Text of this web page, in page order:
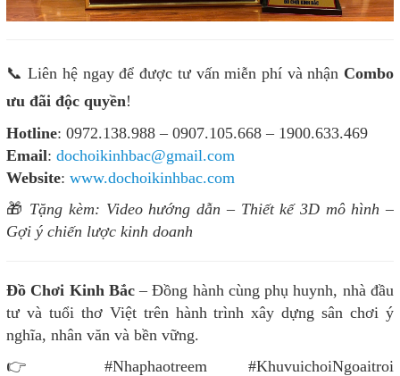
📞 Liên hệ ngay để được tư vấn miễn phí và nhận Combo
ưu đãi độc quyền!
Hotline: 0972.138.988 – 0907.105.668 – 1900.633.469
Email: dochoikinhbac@gmail.com
Website: www.dochoikinhbac.com
🎁 Tặng kèm: Video hướng dẫn – Thiết kế 3D mô hình –
Gợi ý chiến lược kinh doanh
Đồ Chơi Kinh Bắc– Đồng hành cùng phụ huynh, nhà đầu
tư và tuổi thơ Việt trên hành trình xây dựng sân chơi ý
nghĩa, nhân văn và bền vững.
👉 #Nhaphaotreem #KhuvuichoiNgoaitroi